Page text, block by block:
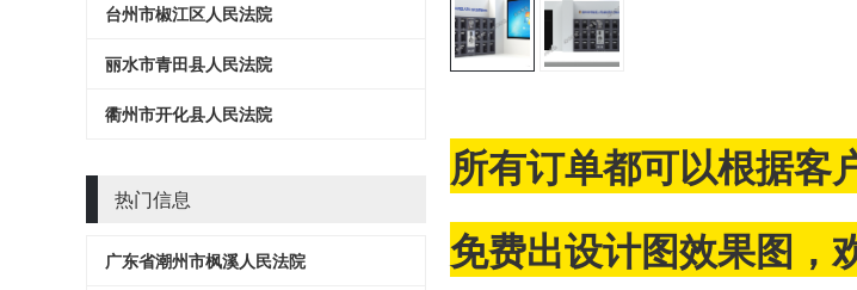
台州市椒江区人民法院
丽水市青田县人民法院
衢州市开化县人民法院
热门信息
广东省潮州市枫溪人民法院
所有订单都可以根据客
免费出设计图效果图，